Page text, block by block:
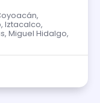
Iztacalco,
Miguel Hidalgo,